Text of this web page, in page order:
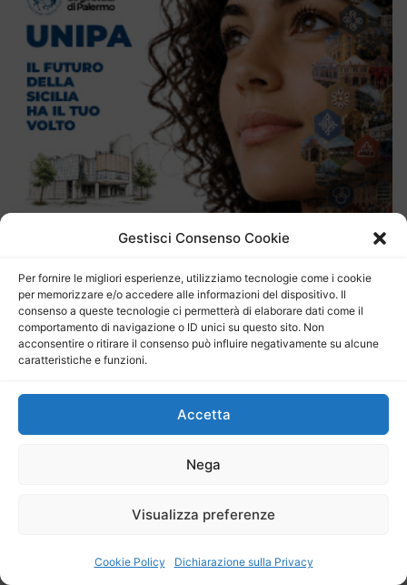
Gestisci Consenso Cookie
Per fornire le migliori esperienze, utilizziamo tecnologie come i cookie
per memorizzare e/o accedere alle informazioni del dispositivo. Il
consenso a queste tecnologie ci permetterà di elaborare dati come il
comportamento di navigazione o ID unici su questo sito. Non
acconsentire o ritirare il consenso può influire negativamente su alcune
caratteristiche e funzioni.
Accetta
Nega
Visualizza preferenze
Cookie Policy Dichiarazione sulla Privacy
ilSiciliaNews
cookie per questo servizio